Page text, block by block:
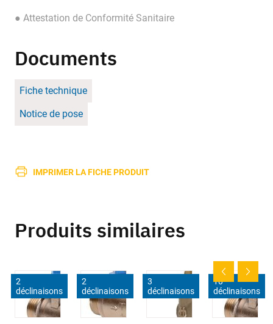
● Attestation de Conformité Sanitaire
Documents
Fiche technique
Notice de pose
IMPRIMER LA FICHE PRODUIT
Produits similaires
2
déclinaisons
2
déclinaisons
3
déclinaisons
10
déclinaisons